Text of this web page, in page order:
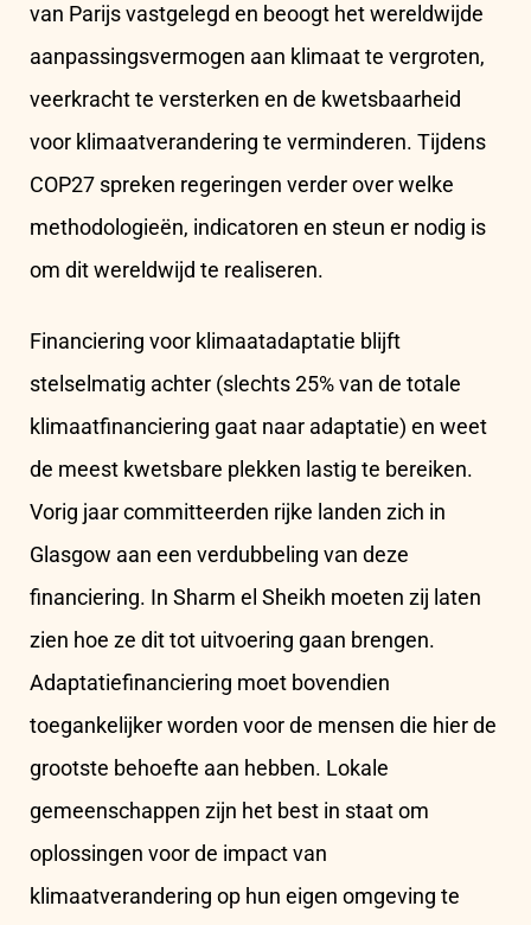
van Parijs vastgelegd en beoogt het wereldwijde
aanpassingsvermogen aan klimaat te vergroten,
veerkracht te versterken en de kwetsbaarheid
voor klimaatverandering te verminderen. Tijdens
COP27 spreken regeringen verder over welke
methodologieën, indicatoren en steun er nodig is
om dit wereldwijd te realiseren.
Financiering voor klimaatadaptatie blijft
stelselmatig achter (slechts 25% van de totale
klimaatfinanciering gaat naar adaptatie) en weet
de meest kwetsbare plekken lastig te bereiken.
Vorig jaar committeerden rijke landen zich in
Glasgow aan een verdubbeling van deze
financiering. In Sharm el Sheikh moeten zij laten
zien hoe ze dit tot uitvoering gaan brengen.
Adaptatiefinanciering moet bovendien
toegankelijker worden voor de mensen die hier de
grootste behoefte aan hebben. Lokale
gemeenschappen zijn het best in staat om
oplossingen voor de impact van
klimaatverandering op hun eigen omgeving te